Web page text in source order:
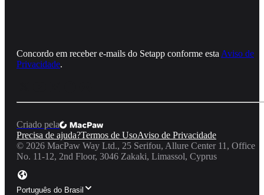
Concordo em receber e‑mails do Setapp conforme esta Aviso de
Privacidade.
Criado pela
Precisa de ajuda?Termos de UsoAviso de Privacidade
© 2026 MacPaw Way Ltd., 25 Serifou, Allure Center 11, Office
No. 11-12, 2nd Floor, 3046 Zakaki, Limassol, Cyprus
Português do Brasil